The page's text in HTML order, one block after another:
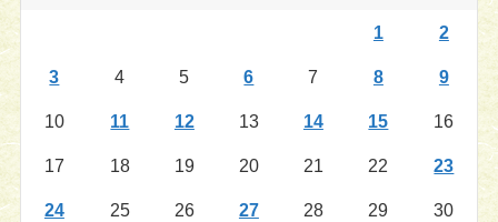
1 2
3 4 5 6 7 8 9
10 11 12 13 14 15 16
17 18 19 20 21 22 23
24 25 26 27 28 29 30